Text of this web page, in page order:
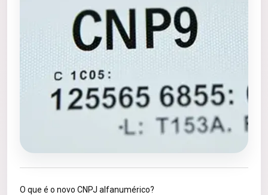
O que é o novo CNPJ alfanumérico?